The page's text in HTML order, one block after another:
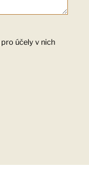
pro účely v nich